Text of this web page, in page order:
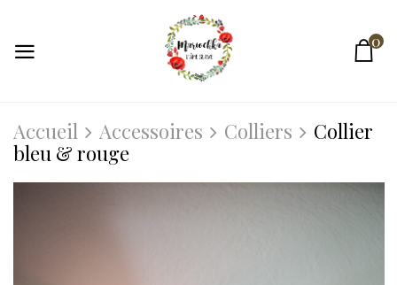
0
Accueil Accessoires Colliers
Collier
bleu & rouge